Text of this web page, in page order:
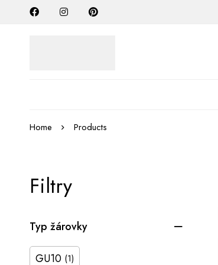
Home Products
Filtry
Typ žárovky
GU10 (1)